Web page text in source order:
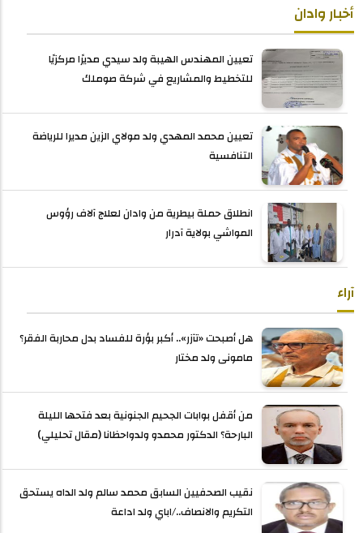
أخبار وادان
تعيين المهندس الهيبة ولد سيدي مديرًا مركزيًا
للتخطيط والمشاريع في شركة صوملك
تعيين محمد المهدي ولد مولاي الزين مديرا للرياضة
التنافسية
انطلاق حملة بيطرية من وادان لعلاج آلاف رؤوس
المواشي بولاية آدرار
آراء
هل أصبحت «تآزر».. أكبر بؤرة للفساد بدل محاربة الفقر؟
مامونى ولد مختار
من أقفل بوابات الجحيم الجنونية بعد فتحها الليلة
البارحة؟ الدكتور محمدو ولدواحظانا (مقال تحليلي)
نقيب الصحفيين السابق محمد سالم ولد الداه يستحق
التكريم والانصاف../اباي ولد اداعة